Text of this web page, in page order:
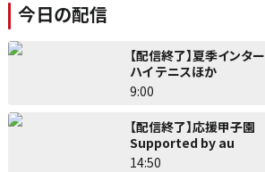
今日の配信
【配信終了】夏季インター
ハイ テニスほか
9:00
【配信終了】応援甲子園
Supported by au
14:50